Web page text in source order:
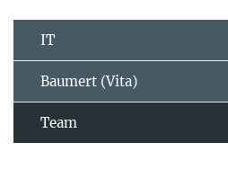
IT
Baumert (Vita)
Team